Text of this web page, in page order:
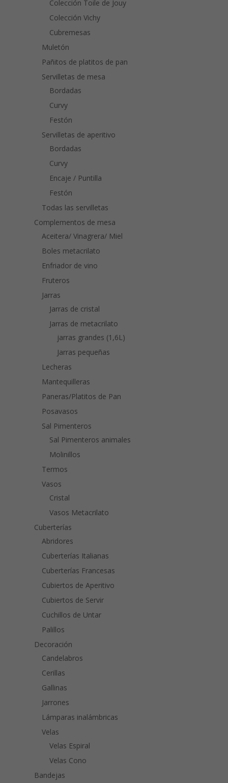
Colección Toile de Jouy
Colección Vichy
Cubremesas
Muletón
Pañitos de platitos de pan
Servilletas de mesa
Bordadas
Curvy
Festón
Servilletas de aperitivo
Bordadas
Curvy
Encaje / Puntilla
Festón
Todas las servilletas
Complementos de mesa
Aceitera/ Vinagrera/ Miel
Boles metacrilato
Enfriador de vino
Fruteros
Jarras
Jarras de cristal
Jarras de metacrilato
jarras grandes (1,6L)
Jarras pequeñas
Lecheras
Mantequilleras
Paneras/Platitos de Pan
Posavasos
Sal Pimenteros
Sal Pimenteros animales
Molinillos
Termos
Vasos
Cristal
Vasos Metacrilato
Cuberterías
Abridores
Cuberterías Italianas
Cuberterías Francesas
Cubiertos de Aperitivo
Cubiertos de Servir
Cuchillos de Untar
Palillos
Decoración
Candelabros
Cerillas
Gallinas
Jarrones
Lámparas inalámbricas
Velas
Velas Espiral
Velas Cono
Bandejas